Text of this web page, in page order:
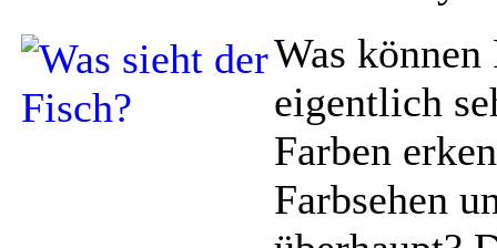
Was können
eigentlich
Farben
Farbsehen